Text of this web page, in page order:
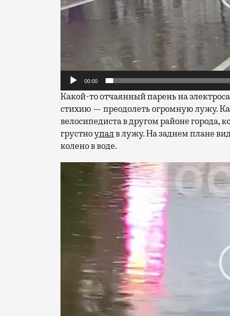
00:00
Какой-то отчаянный парень на
стихию — преодолеть огромную лужу.
велосипедиста в другом районе города,
грустноупалв лужу. На заднем плане
колено в воде.
Видеоплеер